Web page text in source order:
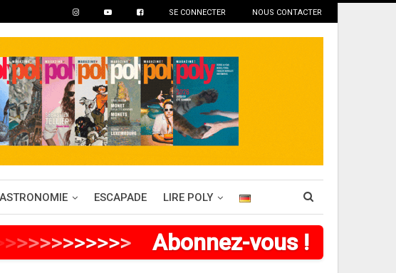
SE CONNECTER NOUS CONTACTER
ESCAPADE LIRE POLY
>>> >>>>>> Abonnez-vous !